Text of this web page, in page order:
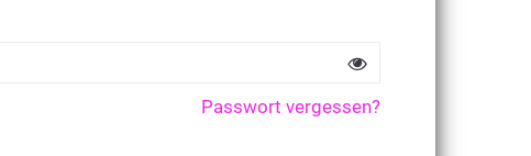
Passwort vergessen?